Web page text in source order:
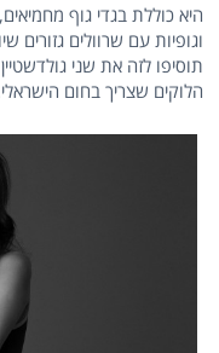
היא כוללת בגדי גוף
וגופיות עם שרוולים
תוסיפו לזה את שני
הלוקים שצריך בחום